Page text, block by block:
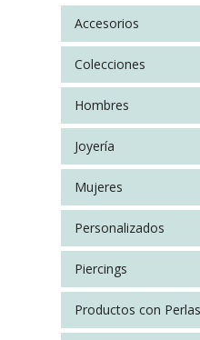
Accesorios
Colecciones
Hombres
Joyería
Mujeres
Personalizados
Piercings
Productos con